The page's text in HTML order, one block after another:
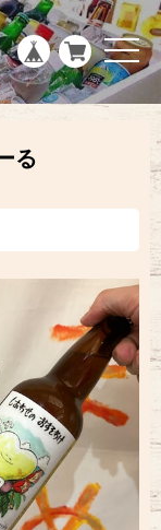
t
o
g
g
g
o
n
る
g
l
e
n
a
v
i
n